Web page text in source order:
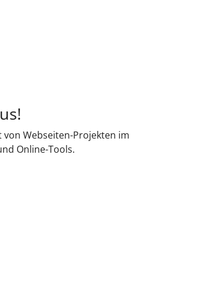
Webseiten-Projekten im
Online-Tools.